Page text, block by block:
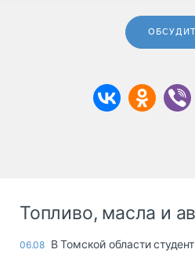
Топливо, масла и
06.08 В Томской области